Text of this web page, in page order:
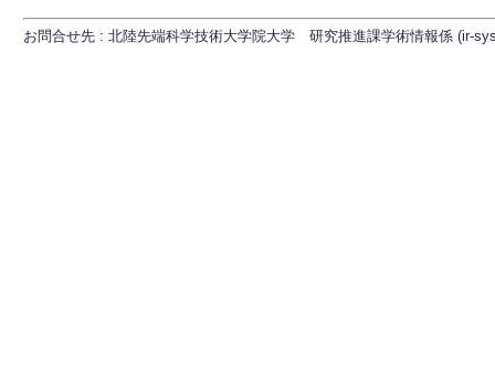
お問合せ先 : 北陸先端科学技術大学院大学 研究推進課学術情報係 (ir-